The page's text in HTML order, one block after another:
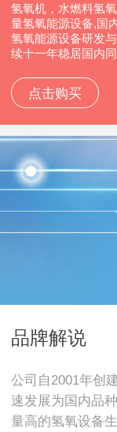
氢氧机，水燃料氢
量氢氧能源设备,国
氢氧能源设备研发
续十一年稳居国内
点击购买
品牌解说
公司自2001年创
速发展为国内品
量高的氢氧设备